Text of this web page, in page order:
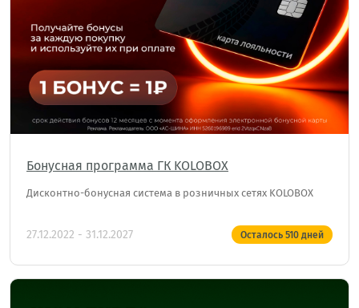
Бонусная программа ГК KOLOBOX
Дисконтно-бонусная система в розничных сетях KOLOBOX
27.12.2022 - 31.12.2027 Осталось 510 дней